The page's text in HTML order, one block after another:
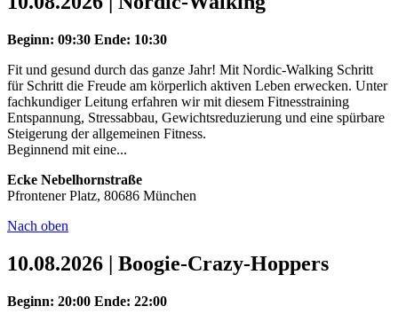
Beginn: 09:30 Ende: 10:30
Fit und gesund durch das ganze Jahr! Mit Nordic-Walking Schritt
für Schritt die Freude am körperlich aktiven Leben erwecken. Unter
fachkundiger Leitung erfahren wir mit diesem Fitnesstraining
Entspannung, Stressabbau, Gewichtsreduzierung und eine spürbare
Steigerung der allgemeinen Fitness.
Beginnend mit eine...
Ecke Nebelhornstraße
Pfrontener Platz, 80686 München
Nach oben
10.08.2026 | Boogie-Crazy-Hoppers
Beginn: 20:00 Ende: 22:00